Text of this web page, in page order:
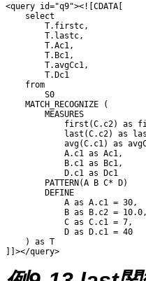
<query id="q9"><![CDATA[
    select
        T.firstc,
        T.lastc,
        T.Ac1,
        T.Bc1,
        T.avgCc1,
        T.Dc1
    from
        S0
    MATCH_RECOGNIZE (
        MEASURES
first(C.c2) as
last(C.c2) as
avg(C.c1) as
            A.c1 as Ac1,
            B.c1 as Bc1,
            D.c1 as Dc1
        PATTERN(A B C* D)
        DEFINE
            A as A.c1 = 30,
B as B.c2 =
            C as C.c1 = 7,
            D as D.c1 = 40
    ) as T